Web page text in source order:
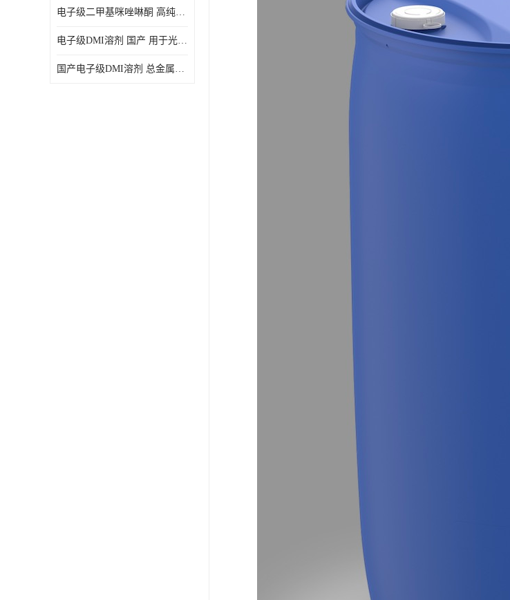
电子级二甲基咪唑啉酮 高纯度 用于光阻
电子级DMI溶剂 国产 用于光刻胶
国产电子级DMI溶剂 总金属小于20ppb 用于半导体清洗